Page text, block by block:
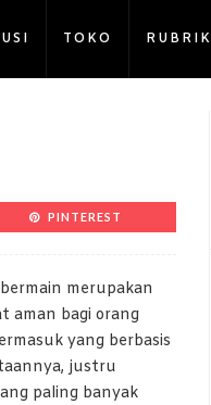
TOKO RUBRIK
PINTEREST
merupakan
aman bagi orang
yang berbasis
justru
paling banyak